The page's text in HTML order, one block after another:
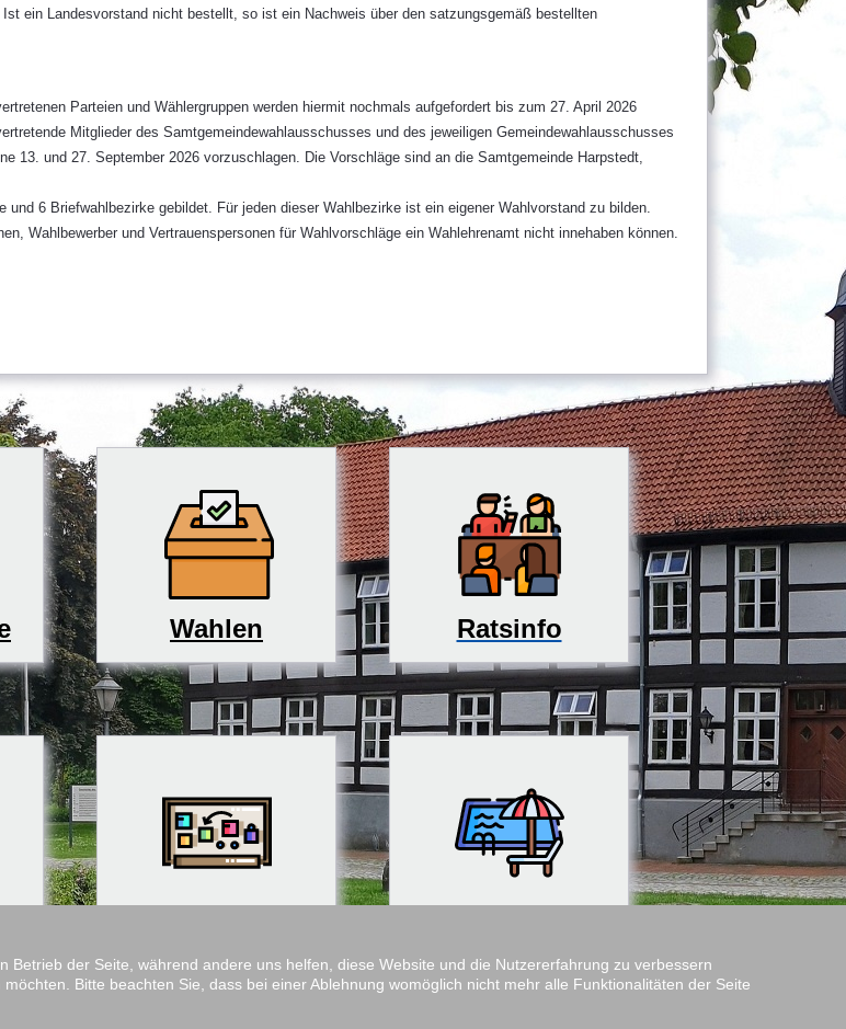
ein Landesvorstand nicht bestellt, so ist ein Nachweis über den satzungsgemäß bestellten
Parteien und Wählergruppen werden hiermit nochmals aufgefordert bis zum 27. April 2026
Mitglieder des Samtgemeindewahlausschusses und des jeweiligen Gemeindewahlausschusses
13. und 27. September 2026 vorzuschlagen. Die Vorschläge sind an die Samtgemeinde Harpstedt,
6 Briefwahlbezirke gebildet. Für jeden dieser Wahlbezirke ist ein eigener Wahlvorstand zu bilden.
Wahlbewerber und Vertrauenspersonen für Wahlvorschläge ein Wahlehrenamt nicht innehaben können.
Wahlen Ratsinfo
der Seite, während andere uns helfen, diese Website und die Nutzererfahrung zu verbessern
Bitte beachten Sie, dass bei einer Ablehnung womöglich nicht mehr alle Funktionalitäten der Seite